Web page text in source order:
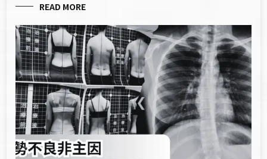
READ MORE